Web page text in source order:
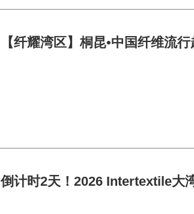
【纤耀湾区】桐昆•中国纤维流
倒计时2天！2026 Intertextile大